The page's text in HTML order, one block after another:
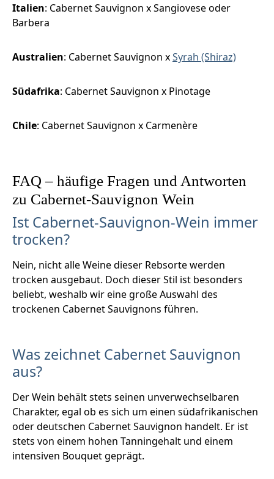
Italien: Cabernet Sauvignon x Sangiovese oder
Barbera
Australien: Cabernet Sauvignon xSyrah (Shiraz)
Südafrika: Cabernet Sauvignon x Pinotage
Chile: Cabernet Sauvignon x Carmenère
FAQ – häufige Fragen und Antworten
zu Cabernet-Sauvignon Wein
Ist Cabernet-Sauvignon-Wein immer
trocken?
Nein, nicht alle Weine dieser Rebsorte werden
trocken ausgebaut. Doch dieser Stil ist besonders
beliebt, weshalb wir eine große Auswahl des
trockenen Cabernet Sauvignons führen.
Was zeichnet Cabernet Sauvignon
aus?
Der Wein behält stets seinen unverwechselbaren
Charakter, egal ob es sich um einen südafrikanischen
oder deutschen Cabernet Sauvignon handelt. Er ist
stets von einem hohen Tanningehalt und einem
intensiven Bouquet geprägt.